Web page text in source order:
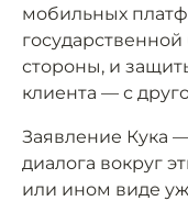
мобильных
стороны, и
клиента — с
Заявление Кука
диалога вокруг
или ином виде